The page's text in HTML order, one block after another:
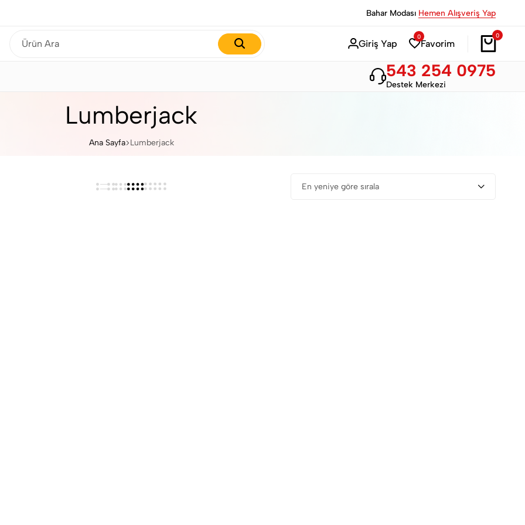
Bahar Modası Hemen Alışveriş Yap
Giriş Yap
0
Favorim
0
543 254 0975
Destek Merkezi
Lumberjack
Ana Sayfa Lumberjack
En yeniye göre sırala